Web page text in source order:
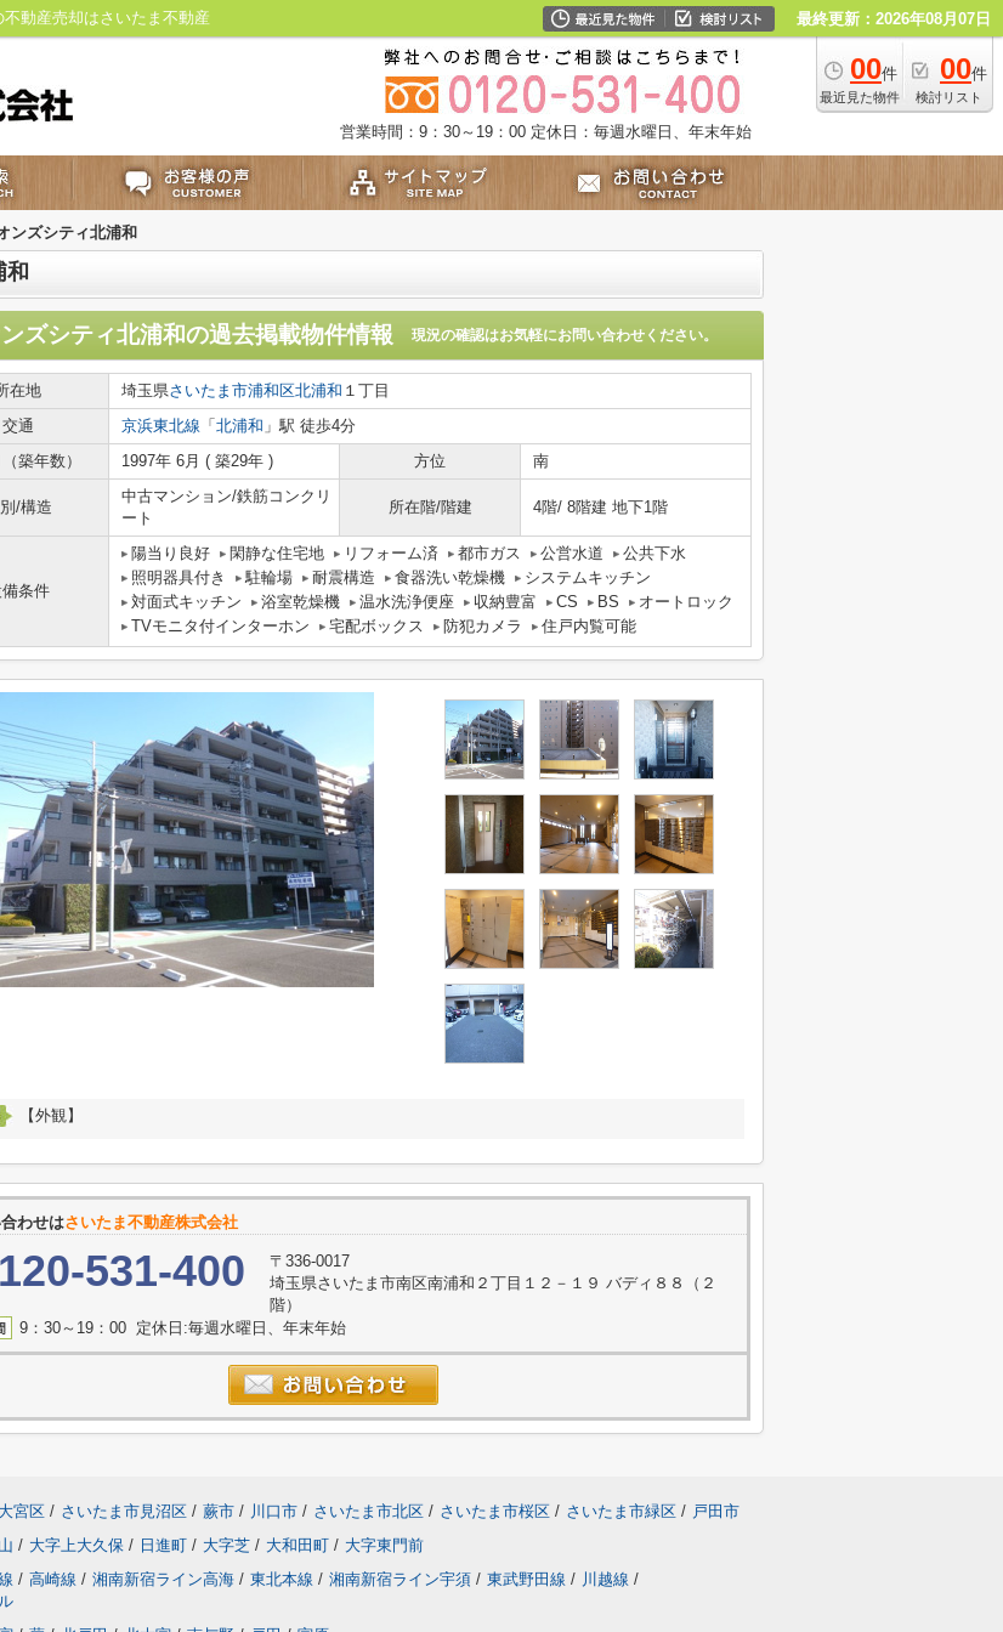
動産売却はさいたま不動産 最終更新：2026年08月07日
00件
最近見た物件
00件
検討リスト
営業時間：9：30～19：00 定休日：毎週水曜日、年末年始
ンズシティ北浦和
ズシティ北浦和の過去掲載物件情報 現況の確認はお気軽にお問い合わせください。
在地 埼玉県さいたま市浦和区北浦和 １丁目
交通
京浜東北線 「 北浦和 」駅 徒歩4分
築年数）
1997年 6月 ( 築29年 ) 方位 南
/構造
中古マンション/鉄筋コンクリ
ート
所在階/階建 4階/ 8階建 地下1階
条件
陽当り良好 閑静な住宅地 リフォーム済 都市ガス 公営水道
公共下水
照明器具付き
駐輪場 耐震構造 食器洗い乾燥機
システムキッチン
対面式キッチン
浴室乾燥機 温水洗浄便座 収納豊富 CS BS
オートロック
TVモニタ付インターホン
宅配ボックス 防犯カメラ 住戸内覧可能
【外観】
わせはさいたま不動産株式会社
531-400
〒336-0017
埼玉県さいたま市南区南浦和２丁目１２－１９ バディ８８（２
階）
9：30～19：00 定休日:毎週水曜日、年末年始
宮区 / さいたま市見沼区 / 蕨市 / 川口市 / さいたま市北区 / さいたま市桜区 / さいたま市緑区 / 戸田市
/ 大字上大久保 / 日進町 / 大字芝 / 大和田町 / 大字東門前
/ 高崎線 / 湘南新宿ライン高海 / 東北本線 / 湘南新宿ライン宇須 / 東武野田線 / 川越線 /